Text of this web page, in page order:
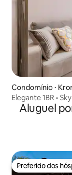
Condomínio ⋅
Elegante 1BR •
Street
Aluguel
Preferido dos
Preferido dos